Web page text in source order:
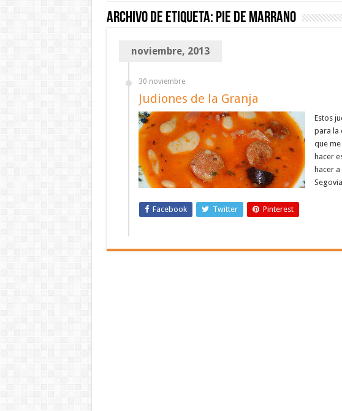
Archivo de etiqueta: pie de marrano
noviembre, 2013
30 noviembre
Judiones de la Granja
Estos
para la
que
hacer
hacer
Facebook Twitter Pinterest